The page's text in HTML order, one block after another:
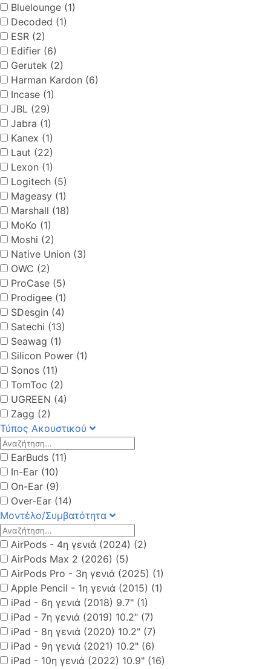
Bluelounge (1)
Decoded (1)
ESR (2)
Edifier (6)
Gerutek (2)
Harman Kardon (6)
Incase (1)
JBL (29)
Jabra (1)
Kanex (1)
Laut (22)
Lexon (1)
Logitech (5)
Mageasy (1)
Marshall (18)
MoKo (1)
Moshi (2)
Native Union (3)
OWC (2)
ProCase (5)
Prodigee (1)
SDesgin (4)
Satechi (13)
Seawag (1)
Silicon Power (1)
Sonos (11)
TomToc (2)
UGREEN (4)
Zagg (2)
Τύπος Ακουστικού
EarBuds (11)
In-Ear (10)
On-Ear (9)
Over-Ear (14)
Μοντέλο/Συμβατότητα
AirPods - 4η γενιά (2024) (2)
AirPods Max 2 (2026) (5)
AirPods Pro - 3η γενιά (2025) (1)
Apple Pencil - 1η γενιά (2015) (1)
iPad - 6η γενιά (2018) 9.7" (1)
iPad - 7η γενιά (2019) 10.2" (7)
iPad - 8η γενιά (2020) 10.2" (7)
iPad - 9η γενιά (2021) 10.2" (6)
iPad - 10η γενιά (2022) 10.9" (16)